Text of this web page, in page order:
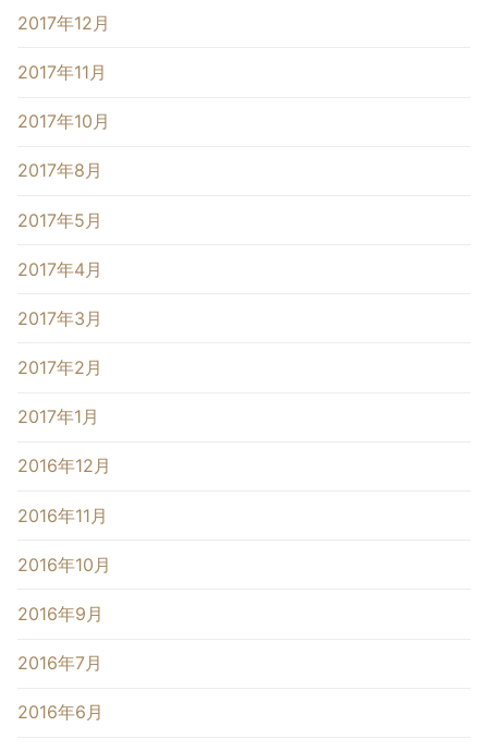
2017年12月
2017年11月
2017年10月
2017年8月
2017年5月
2017年4月
2017年3月
2017年2月
2017年1月
2016年12月
2016年11月
2016年10月
2016年9月
2016年7月
2016年6月